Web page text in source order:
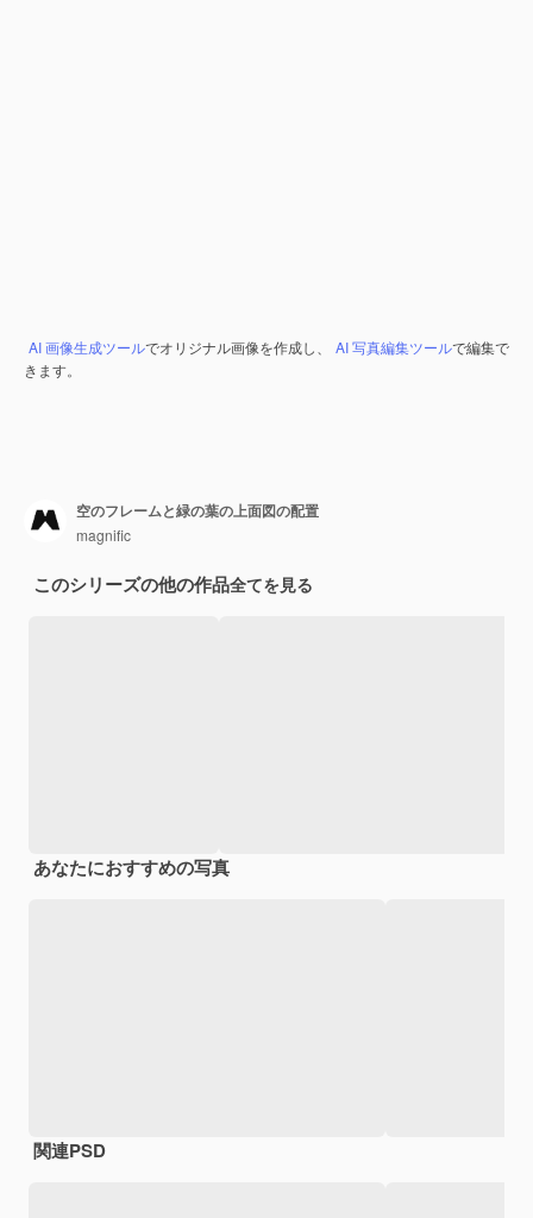
AI 画像生成ツールでオリジナル画像を作成し、 AI 写真編集ツールで編集で
きます。
空のフレームと緑の葉の上面図の配置
magnific
このシリーズの他の作品全てを見る
あなたにおすすめの写真
関連PSD